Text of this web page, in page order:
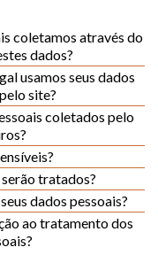
coletamos através do
dados?
usamos seus dados
site?
coletados pelo
tratados?
dados pessoais?
ao tratamento dos